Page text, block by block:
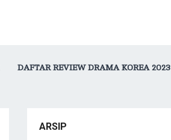
DAFTAR REVIEW DRAMA KOREA 2023
ARSIP